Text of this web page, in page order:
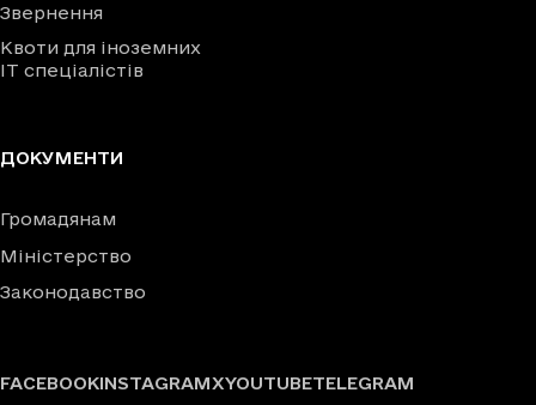
Звернення
Квоти для іноземних
IT спеціалістів
ДОКУМЕНТИ
Громадянам
Міністерство
Законодавство
FACEBOOKINSTAGRAMXYOUTUBETELEGRAM